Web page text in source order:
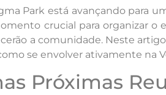
Park está avançando para
crucial para organizar o
a comunidade. Neste
se envolver ativamente na
Próximas